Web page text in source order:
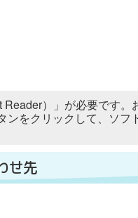
）」が必要です。
ンをクリックして、ソフ
せ先